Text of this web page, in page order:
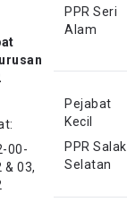
00-
& 03,
PPR Seri
Alam
Pejabat
Kecil
PPR Salak
Selatan